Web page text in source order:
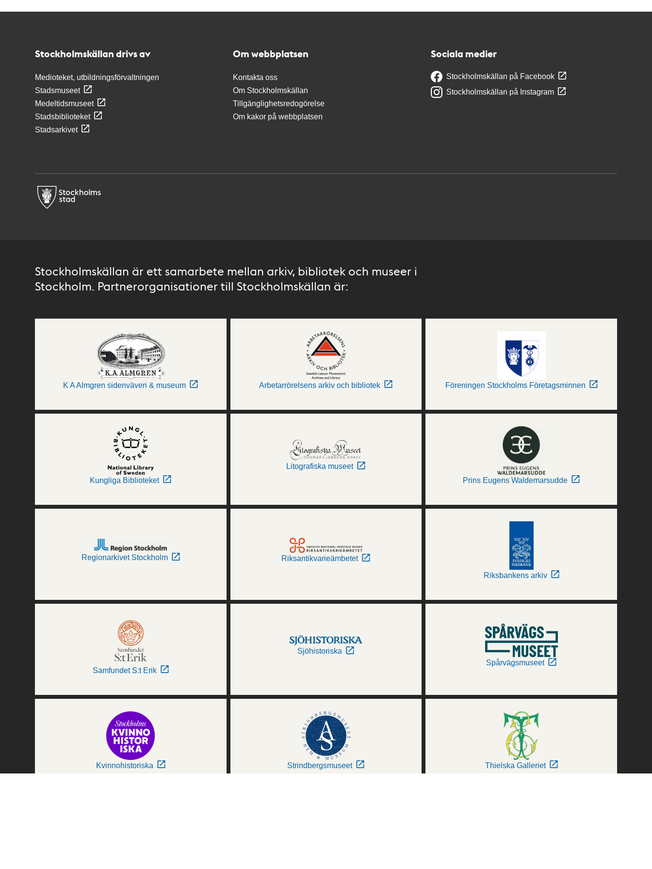
Stockholmskällan drivs av
Medioteket, utbildningsförvaltningen
Stadsmuseet
Medeltidsmuseet
Stadsbiblioteket
Stadsarkivet
Om webbplatsen
Kontakta oss
Om Stockholmskällan
Tillgänglighetsredogörelse
Om kakor på webbplatsen
Sociala medier
Stockholmskällan på Facebook
Stockholmskällan på Instagram
Stockholmskällan är ett samarbete mellan arkiv, bibliotek och museer i
Stockholm. Partnerorganisationer till Stockholmskällan är:
K A Almgren sidenväveri & museum Arbetarrörelsens arkiv och bibliotek Föreningen Stockholms Företagsminnen
Kungliga Biblioteket
Litografiska museet
Prins Eugens Waldemarsudde
Regionarkivet Stockholm Riksantikvarieämbetet
Riksbankens arkiv
Samfundet S:t Erik
Sjöhistoriska
Spårvägsmuseet
Kvinnohistoriska Strindbergsmuseet Thielska Galleriet